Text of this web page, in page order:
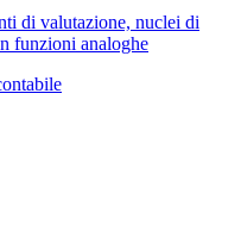
di valutazione, nuclei di
funzioni analoghe